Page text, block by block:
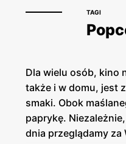
TAGI
Dla wielu osób, kino
także i w domu, jest
smaki. Obok
paprykę.
dnia przeglądamy